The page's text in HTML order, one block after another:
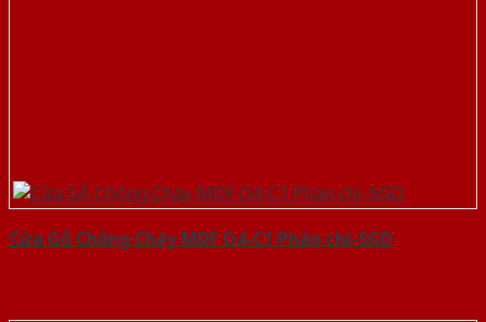
Cửa Gỗ Chống Cháy MDF O4-C1 Phào chi-SGD